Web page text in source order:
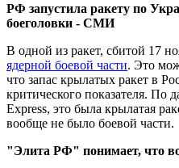
РФ запустила ракету по
боеголовки - СМИ
В одной из ракет, сбитой 17
ядерной боевой части. Это
что запас крылатых ракет в
критического показателя. По
Express, это была крылатая
вообще не было боевой части.
"Элита РФ" понимает, что